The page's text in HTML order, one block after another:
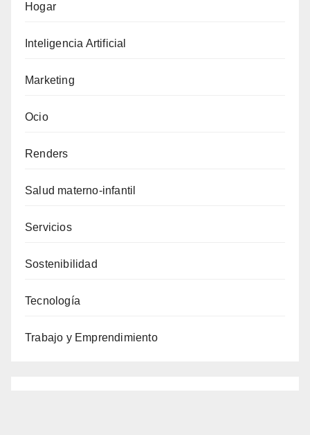
Hogar
Inteligencia Artificial
Marketing
Ocio
Renders
Salud materno-infantil
Servicios
Sostenibilidad
Tecnología
Trabajo y Emprendimiento